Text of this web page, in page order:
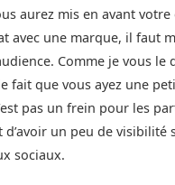
aurez mis en avant
avec une marque, il faut
Comme je vous le
fait que vous ayez une
pas un frein pour les
d’avoir un peu de visibilité
sociaux.